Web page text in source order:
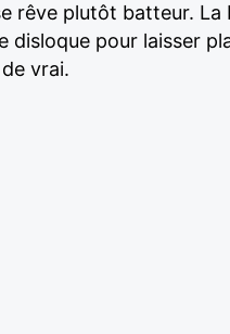
rêve plutôt batteur.
pour laisser
vrai.